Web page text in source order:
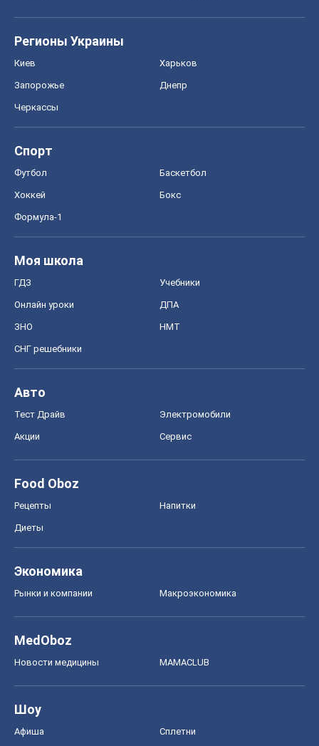
Регионы Украины
Киев Харьков
Запорожье Днепр
Черкассы
Спорт
Футбол Баскетбол
Хоккей Бокс
Формула-1
Моя школа
ГДЗ Учебники
Онлайн уроки ДПА
ЗНО НМТ
СНГ решебники
Авто
Тест Драйв Электромобили
Акции Сервис
Food Oboz
Рецепты Напитки
Диеты
Экономика
Рынки и компании Mакроэкономика
MedOboz
Новости медицины MAMACLUB
Шоу
Афиша Сплетни